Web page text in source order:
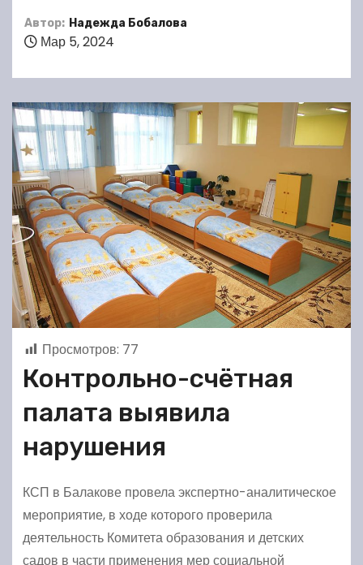
Автор: Надежда Бобалова
Мар 5, 2024
Просмотров: 77
Контрольно-счётная
палата выявила
нарушения
КСП в Балакове провела экспертно-аналитическое
мероприятие, в ходе которого проверила
деятельность Комитета образования и детских
садов в части применения мер социальной